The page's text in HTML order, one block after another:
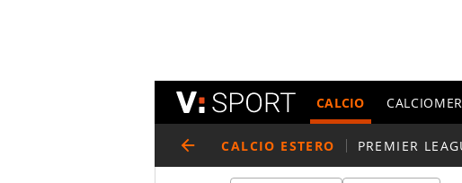
CALCIO
CALCIO ESTERO PREMIER